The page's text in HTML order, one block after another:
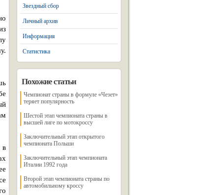
в
Звездный сбор
Личный архив
Информация
Статистика
Похожие статьи
Чемпионат страны в формуле «Чезет»
теряет популярность
Шестой этап чемпионата страны в
высшей лиге по мотокроссу
Заключительный этап открытого
чемпионата Польши
Заключительный этап чемпионата
Италии 1992 года
Второй этап чемпионата страны по
автомобильному кроссу